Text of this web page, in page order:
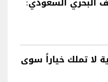
لا تملك خياراً سوى